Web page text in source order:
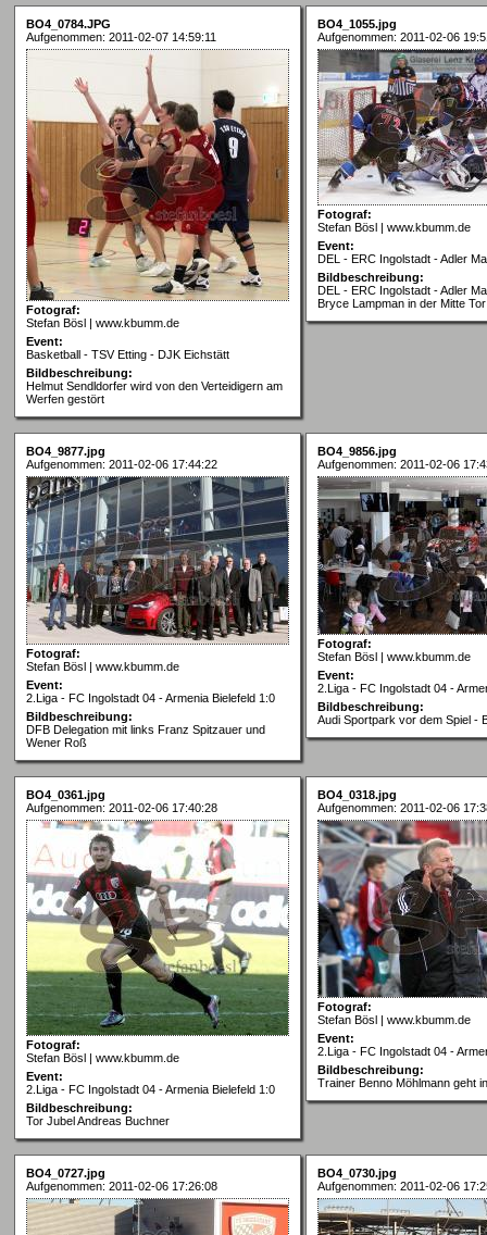
BO4_0784.JPG
Aufgenommen: 2011-02-07 14:59:11
Fotograf:
Stefan Bösl | www.kbumm.de
Event:
Basketball - TSV Etting - DJK Eichstätt
Bildbeschreibung:
Helmut Sendldorfer wird von den Verteidigern am
Werfen gestört
BO4_1055.jpg
Aufgenommen: 2011-02-06
Fotograf:
Stefan Bösl | www.kbumm.de
Event:
DEL - ERC Ingolstadt - Adler
Bildbeschreibung:
DEL - ERC Ingolstadt - Adler
Bryce Lampman in der Mitte Tor
BO4_9877.jpg
Aufgenommen: 2011-02-06 17:44:22
Fotograf:
Stefan Bösl | www.kbumm.de
Event:
2.Liga - FC Ingolstadt 04 - Armenia Bielefeld 1:0
Bildbeschreibung:
DFB Delegation mit links Franz Spitzauer und
Wener Roß
BO4_9856.jpg
Aufgenommen: 2011-02-06
Fotograf:
Stefan Bösl | www.kbumm.de
Event:
2.Liga - FC Ingolstadt 04 -
Bildbeschreibung:
Audi Sportpark vor dem Spiel -
BO4_0361.jpg
Aufgenommen: 2011-02-06 17:40:28
Fotograf:
Stefan Bösl | www.kbumm.de
Event:
2.Liga - FC Ingolstadt 04 - Armenia Bielefeld 1:0
Bildbeschreibung:
Tor Jubel Andreas Buchner
BO4_0318.jpg
Aufgenommen: 2011-02-06
Fotograf:
Stefan Bösl | www.kbumm.de
Event:
2.Liga - FC Ingolstadt 04 -
Bildbeschreibung:
Trainer Benno Möhlmann geht
BO4_0727.jpg
Aufgenommen: 2011-02-06 17:26:08
BO4_0730.jpg
Aufgenommen: 2011-02-06